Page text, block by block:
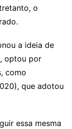
o
a ideia de
optou por
como
que adotou
essa mesma